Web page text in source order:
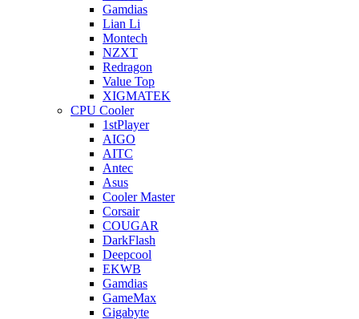
Gamdias
Lian Li
Montech
NZXT
Redragon
Value Top
XIGMATEK
CPU Cooler
1stPlayer
AIGO
AITC
Antec
Asus
Cooler Master
Corsair
COUGAR
DarkFlash
Deepcool
EKWB
Gamdias
GameMax
Gigabyte